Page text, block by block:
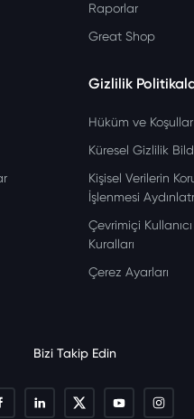
Raporlar
Great Shop
Gizlilik
Hüküm ve Koşullar
Küresel Gizlilik
Kişisel Verilerin
İşlenmesi
Çevrimiçi
Kuralları
Çerez Ayarları
Bizi Takip Edin